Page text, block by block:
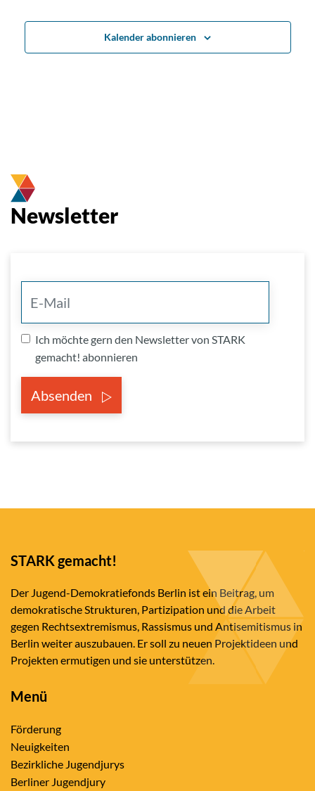
Kalender abonnieren
Newsletter
Ich möchte gern den Newsletter von STARK
gemacht! abonnieren
Absenden
STARK gemacht!
Der Jugend-Demokratiefonds Berlin ist ein Beitrag, um
demokratische Strukturen, Partizipation und die Arbeit
gegen Rechtsextremismus, Rassismus und Antisemitismus in
Berlin weiter auszubauen. Er soll zu neuen Projektideen und
Projekten ermutigen und sie unterstützen.
Menü
Förderung
Neuigkeiten
Bezirkliche Jugendjurys
Berliner Jugendjury